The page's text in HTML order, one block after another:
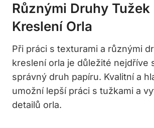
Různými Druhy Tužek
Kreslení Orla
Při práci s texturami a různými
kreslení orla je důležité nejdříve
správný druh papíru. Kvalitní a
umožní lepší práci s tužkami a
detailů orla.